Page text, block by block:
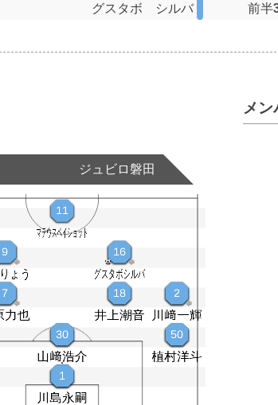
グスタボ シルバ 前半
メン
ジュビロ磐田